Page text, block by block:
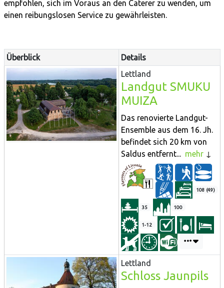
empfohlen, sich im Voraus an den Caterer zu wenden, um
einen reibungslosen Service zu gewährleisten.
Überblick
Details
Lettland
Landgut SMUKU
MUIZA
Das renovierte Landgut-
Ensemble aus dem 16. Jh.
befindet sich 20 km von
Saldus entfernt... mehr
108 (49)
35 100
1-12
Lettland
Schloss Jaunpils